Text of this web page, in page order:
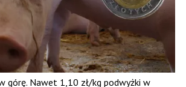
górę. Nawet 1,10 zł/kg podwyżki w